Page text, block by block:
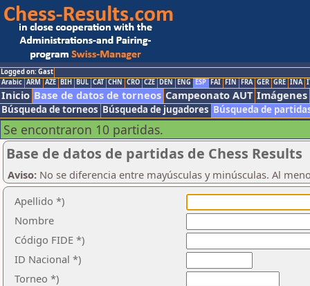
Logged on: Gast
Arabic ARM AZE BIH BUL CAT CHN CRO CZE DEN ENG ESP FAI FIN FRA GER GRE INA
Inicio Base de datos de torneos Campeonato AUT Imágenes
Búsqueda de torneos Búsqueda de jugadores Búsqueda de
Se encontraron 10 partidas.
Base de datos de partidas de Chess Results
Aviso: No se diferencia entre mayúsculas y minúsculas. Al
Apellido *)
Nombre
Código FIDE *)
ID Nacional *)
Torneo *)